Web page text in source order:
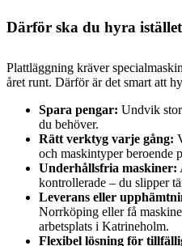
Därför ska du hyra
Plattläggning kräver
året runt. Därför är det smart att
Spara pengar: Undvik
du behöver.
Rätt verktyg varje gång:
och maskintyper beroende
Underhållsfria maskiner:
kontrollerade – du slipper
Leverans eller
Norrköping eller få
arbetsplats i Katrineholm.
Flexibel lösning för